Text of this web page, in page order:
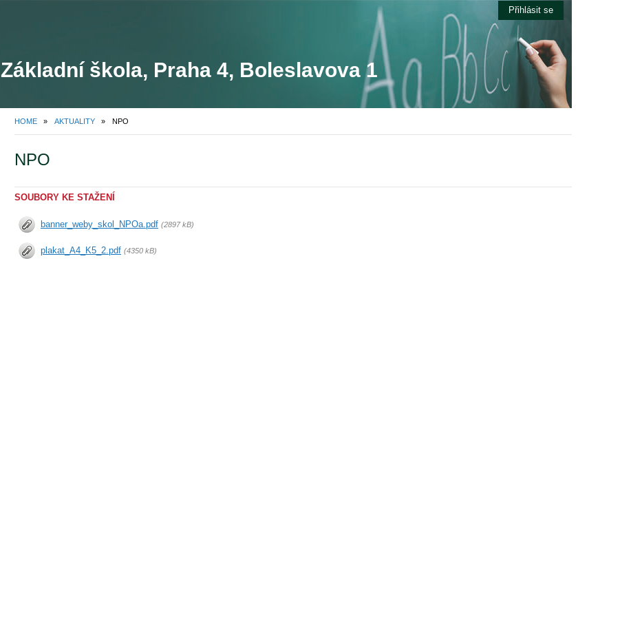
Přihlásit se
Základní škola, Praha 4, Boleslavova 1
HOME » AKTUALITY » NPO
NPO
SOUBORY KE STAŽENÍ
banner_weby_skol_NPOa.pdf (2897 kB)
plakat_A4_K5_2.pdf (4350 kB)